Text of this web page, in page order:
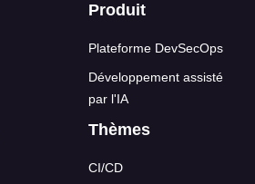
de pageProduit
Plateforme DevSecOps
Développement assisté
par l'IA
Thèmes
CI/CD